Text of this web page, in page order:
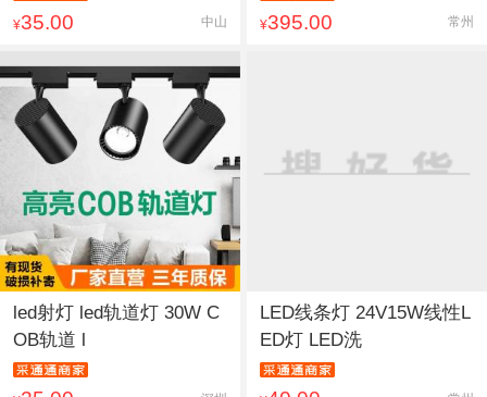
¥35.00 中山 ¥395.00 常州
led射灯 led轨道灯 30W C
OB轨道 l
LED线条灯 24V15W线性L
ED灯 LED洗